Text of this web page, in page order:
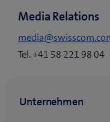
Media Relations
Tel. +41 58 221 98 04